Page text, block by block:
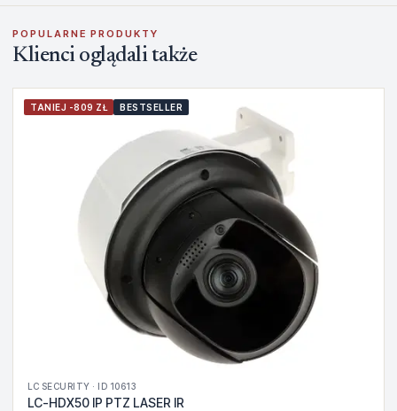
POPULARNE PRODUKTY
Klienci oglądali także
TANIEJ -809 ZŁ BESTSELLER
LC SECURITY · ID 10613
LC-HDX50 IP PTZ LASER IR